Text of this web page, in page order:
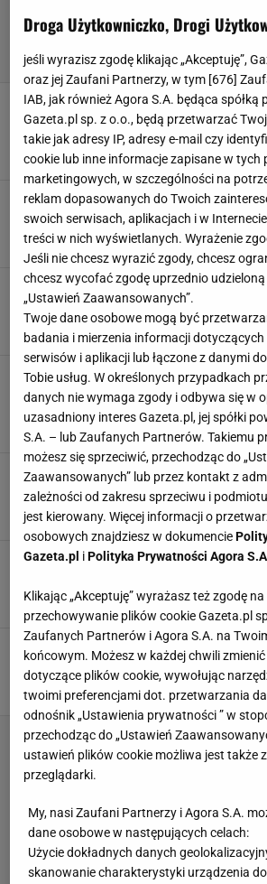
51,5 m kw., dla 3 osób:
z myślą o dziecku
ANEKSY JADALNE ANEKSY KUCHENNE
BIURKA
58,6 m kw, dla 3 osób:
trzeci pokój
KABINY PRYSZNICOWE KUCHENKI
47,5 m kw. dla 2 osób:
praktyczna garderoba
BIDETY BIURKA GARDEROBY
55,5 m kw., dla 3 osób:
miejscu kuchni
ANEKSY KUCHENNE ANEKSY
KOMODY
35 m kw. dla 1 osoby
wygodna
KABINY PRYSZNICOWE PRALKI
36 m kw. dla 2 osób
51 m kw. dla 3 osób
dziecka
BIURKA NAROŻNIKI PRALKI REGAŁY
Droga Użytkowniczko, Drogi
jeśli wyrazisz zgodę klikając „Akceptuję”,
oraz jej Zaufani Partnerzy, w tym [676]
IAB, jak również Agora S.A. będąca spółką
Gazeta.pl sp. z o.o., będą przetwarzać
takie jak adresy IP, adresy e-mail czy
cookie lub inne informacje zapisane w tych
marketingowych, w szczególności na
reklam dopasowanych do Twoich
swoich serwisach, aplikacjach i w
treści w nich wyświetlanych. Wyrażenie
Jeśli nie chcesz wyrazić zgody, chcesz
chcesz wycofać zgodę uprzednio
„Ustawień Zaawansowanych”.
Twoje dane osobowe mogą być
badania i mierzenia informacji
serwisów i aplikacji lub łączone z danymi
Tobie usług. W określonych przypadkach
danych nie wymaga zgody i odbywa się w
uzasadniony interes Gazeta.pl, jej spółki
S.A. – lub Zaufanych Partnerów. Takiemu
możesz się sprzeciwić, przechodząc do
Zaawansowanych” lub przez kontakt z
zależności od zakresu sprzeciwu i
jest kierowany. Więcej informacji o
osobowych znajdziesz w dokumencie
Gazeta.pl iPolityka Prywatności Agora
Klikając „Akceptuję” wyrażasz też zgodę
przechowywanie plików cookie Gazeta.pl
Zaufanych Partnerów i Agora S.A. na
końcowym. Możesz w każdej chwili
dotyczące plików cookie, wywołując
twoimi preferencjami dot. przetwarzania
odnośnik „Ustawienia prywatności ” w
przechodząc do „Ustawień
ustawień plików cookie możliwa jest także
przeglądarki.
My, nasi Zaufani Partnerzy i Agora S.A.
dane osobowe w następujących celach:
Użycie dokładnych danych
skanowanie charakterystyki urządzenia